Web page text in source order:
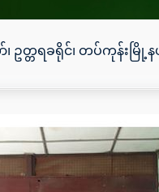
၊ ဥတ္တရခရိုင်၊ တပ်ကုန်း